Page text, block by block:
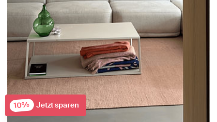
10% Jetzt sparen